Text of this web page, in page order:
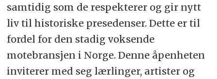
samtidig som de respekterer og gir nytt
liv til historiske presedenser. Dette er til
fordel for den stadig voksende
motebransjen i Norge. Denne åpenheten
inviterer med seg lærlinger, artister og